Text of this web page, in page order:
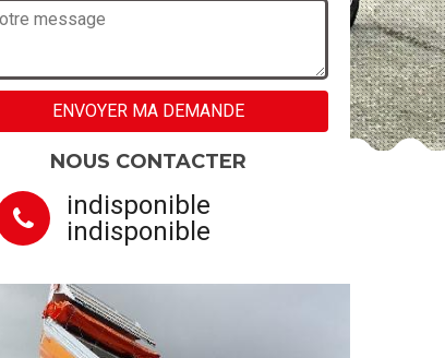
NOUS CONTACTER
indisponible
indisponible